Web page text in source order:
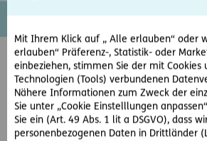
Mit Ihrem Klick auf „ Alle erlauben“ oder
erlauben“ Präferenz-, Statistik- oder
einbeziehen, stimmen Sie der mit Cookies
Technologien (Tools) verbundenen
Nähere Informationen zum Zweck der
Sie unter „Cookie Einstelllungen
Sie ein (Art. 49 Abs. 1 lit a DSGVO), dass
personenbezogenen Daten in Drittländer
Anmeldeformular
Salzburg
Bitte melden Sie jeden Teilnehmer für
gesondert an!